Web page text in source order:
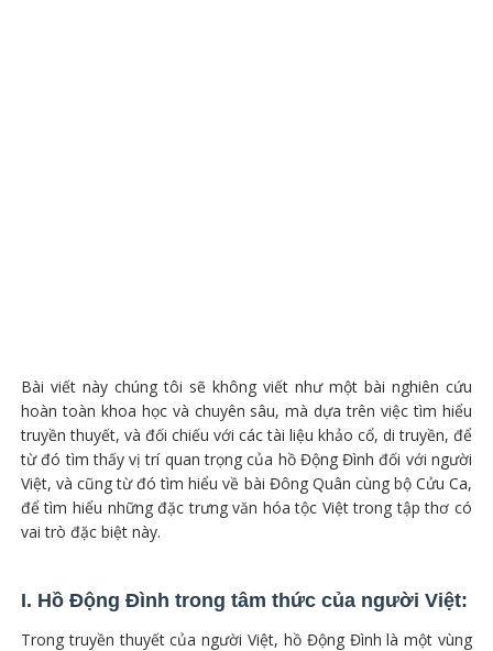
Bài viết này chúng tôi sẽ không viết như một bài nghiên cứu
hoàn toàn khoa học và chuyên sâu, mà dựa trên việc tìm hiểu
truyền thuyết, và đối chiếu với các tài liệu khảo cổ, di truyền, để
từ đó tìm thấy vị trí quan trọng của hồ Động Đình đối với người
Việt, và cũng từ đó tìm hiểu về bài Đông Quân cùng bộ Cửu Ca,
để tìm hiểu những đặc trưng văn hóa tộc Việt trong tập thơ có
vai trò đặc biệt này.
I. Hồ Động Đình trong tâm thức của người Việt:
Trong truyền thuyết của người Việt, hồ Động Đình là một vùng